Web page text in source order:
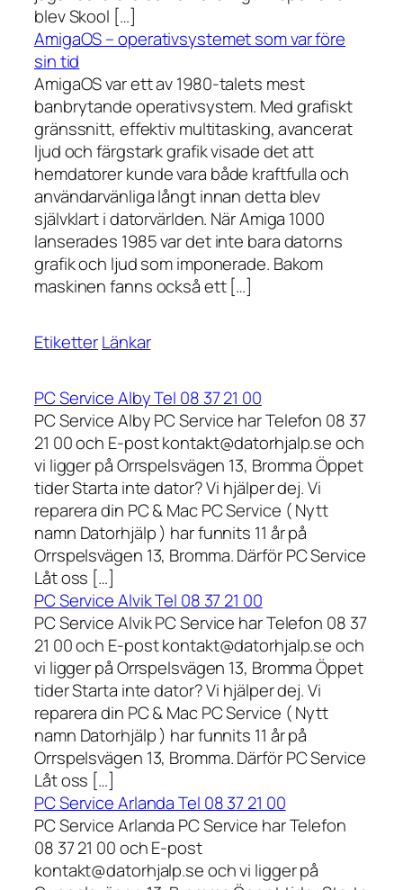
blev Skool […]
AmigaOS – operativsystemet som var före
sin tid
AmigaOS var ett av 1980-talets mest
banbrytande operativsystem. Med grafiskt
gränssnitt, effektiv multitasking, avancerat
ljud och färgstark grafik visade det att
hemdatorer kunde vara både kraftfulla och
användarvänliga långt innan detta blev
självklart i datorvärlden. När Amiga 1000
lanserades 1985 var det inte bara datorns
grafik och ljud som imponerade. Bakom
maskinen fanns också ett […]
EtiketterLänkar
PC Service Alby Tel 08 37 21 00
PC Service Alby PC Service har Telefon 08 37
21 00 och E-post kontakt@datorhjalp.se och
vi ligger på Orrspelsvägen 13, Bromma Öppet
tider Starta inte dator? Vi hjälper dej. Vi
reparera din PC & Mac PC Service ( Nytt
namn Datorhjälp ) har funnits 11 år på
Orrspelsvägen 13, Bromma. Därför PC Service
Låt oss […]
PC Service Alvik Tel 08 37 21 00
PC Service Alvik PC Service har Telefon 08 37
21 00 och E-post kontakt@datorhjalp.se och
vi ligger på Orrspelsvägen 13, Bromma Öppet
tider Starta inte dator? Vi hjälper dej. Vi
reparera din PC & Mac PC Service ( Nytt
namn Datorhjälp ) har funnits 11 år på
Orrspelsvägen 13, Bromma. Därför PC Service
Låt oss […]
PC Service Arlanda Tel 08 37 21 00
PC Service Arlanda PC Service har Telefon
08 37 21 00 och E-post
kontakt@datorhjalp.se och vi ligger på